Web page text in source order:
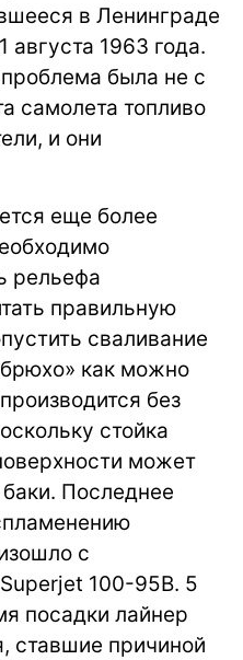
в Ленинграде
августа 1963 года.
была не с
самолета топливо
и они
еще более
рельефа
правильную
сваливание
как можно
без
стойка
может
Последнее
с
100-95B. 5
посадки лайнер
ставшие причиной